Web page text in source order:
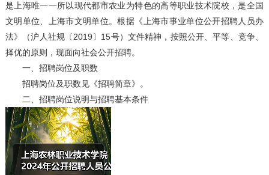
是上海唯一一所以现代都市农业为特色的高等职业技术院校，是全国
文明单位、上海市文明单位。根据《上海市事业单位公开招聘人员办
法》（沪人社规〔2019〕15号）文件精神，按照公开、平等、竞争、
择优的原则，现面向社会公开招聘。
一、招聘岗位及职数
招聘岗位及职数见《招聘简章》。
二、招聘岗位说明与招聘基本条件